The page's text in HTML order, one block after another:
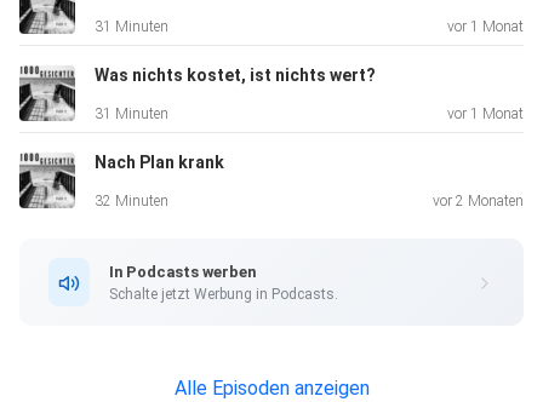
31 Minuten vor 1 Monat
Was nichts kostet, ist nichts wert?
31 Minuten vor 1 Monat
Nach Plan krank
32 Minuten vor 2 Monaten
In Podcasts werben
Schalte jetzt Werbung in Podcasts.
Alle Episoden anzeigen